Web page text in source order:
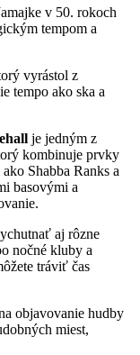
v 50. rokoch
tempom a
vyrástol z
tempo ako ska a
je jedným z
kombinuje prvky
Shabba Ranks a
basovými a
aj rôzne
nočné kluby a
tráviť čas
objavovanie hudby
miest,